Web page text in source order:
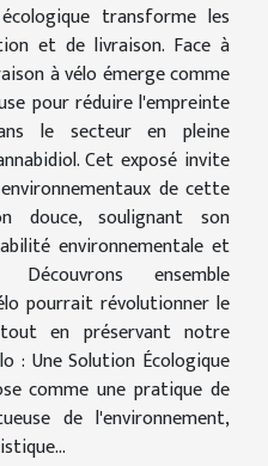
transforme les
et de livraison. Face à
à vélo émerge comme
pour réduire l'empreinte
le secteur en pleine
Cet exposé invite
de cette
douce, soulignant son
environnementale et
Découvrons ensemble
pourrait révolutionner le
en préservant notre
: Une Solution Écologique
comme une pratique de
de l'environnement,